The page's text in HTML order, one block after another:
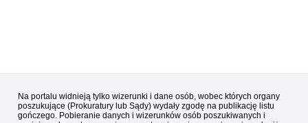
Na portalu widnieją tylko wizerunki i dane osób, wobec których organy
poszukujące (Prokuratury lub Sądy) wydały zgodę na publikację listu
gończego. Pobieranie danych i wizerunków osób poszukiwanych i